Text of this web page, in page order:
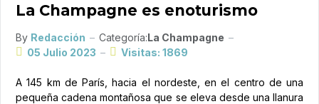
La Champagne es enoturismo
By Redacción Categoría:La Champagne
05 Julio 2023
Visitas: 1869
A 145 km de París, hacia el nordeste, en el centro de una
pequeña cadena montañosa que se eleva desde una llanura